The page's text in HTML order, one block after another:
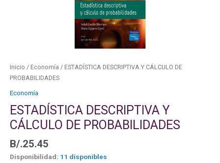
Inicio / Economía / ESTADÍSTICA DESCRIPTIVA Y CÁLCULO DE
PROBABILIDADES
Economía
ESTADÍSTICA DESCRIPTIVA Y
CÁLCULO DE PROBABILIDADES
B/.25.45
Disponibilidad: 11 disponibles